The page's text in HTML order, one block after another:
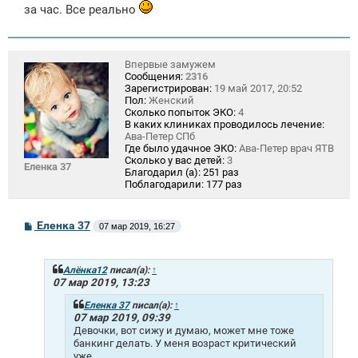
за час. Все реально
Еленка 37
Впервые замужем
Сообщения: 2316
Зарегистрирован: 19 май 2017, 20:52
Пол: Женский
Сколько попыток ЭКО: 4
В каких клиниках проводилось лечение:
Ава-Петер СПб
Где было удачное ЭКО: Ава-Петер врач ЯТВ
Сколько у вас детей: 3
Благодарил (а): 251 раз
Поблагодарили: 177 раз
СЕленка 37 07 мар 2019, 16:27
Алёнка12писал(а): ↑
07 мар 2019, 13:23
Еленка 37писал(а): ↑
07 мар 2019, 09:39
Девочки, вот сижу и думаю, может мне тоже
банкинг делать. У меня возраст критический